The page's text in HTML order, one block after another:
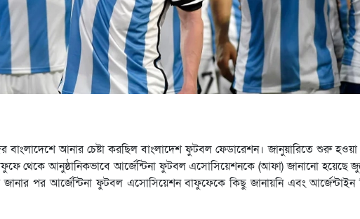
বাংলাদেশে আনার চেষ্টা করছিল বাংলাদেশ ফুটবল ফেডারেশন। জানুয়ারিতে শুরু
থেকে আনুষ্ঠানিকভাবে আর্জেন্টিনা ফুটবল এসোসিয়েশনকে (আফা) জানানো হয়েছে
পর আর্জেন্টিনা ফুটবল এসোসিয়েশন বাফুফেকে কিছু জানায়নি এবং আর্জেন্টাইন